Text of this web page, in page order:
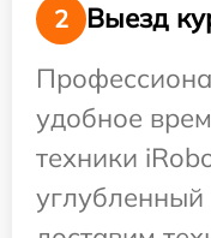
2
Выезд
удобное
техники